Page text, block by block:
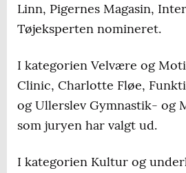
Linn, Pigernes Magasin,
Tøjeksperten nomineret.
I kategorien Velvære og
Clinic, Charlotte Fløe,
og Ullerslev Gymnastik- og
som juryen har valgt ud.
I kategorien Kultur og